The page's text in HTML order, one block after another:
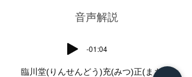
​音声解説
-01:04
臨川堂(りんせんどう)充(みつ)正(まさ)は